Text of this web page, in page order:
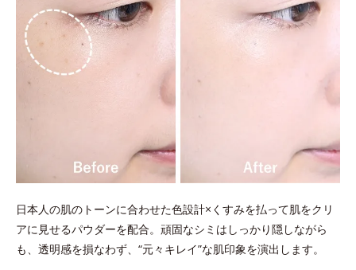
日本人の肌のトーンに合わせた色設計×くすみを払って肌をクリ
アに見せるパウダーを配合。頑固なシミはしっかり隠しながら
も、透明感を損なわず、“元々キレイ”な肌印象を演出します。